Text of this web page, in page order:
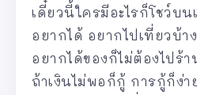
เดี๋ยวนี้ใครมีอะไรก็โชว์บน
อยากได้ อยากไปเที่ยวบ้า
อยากได้ของก็ไม่ต้องไปร้
ถ้าเงินไม่พอก็กู้ การกู้ก็ง่า